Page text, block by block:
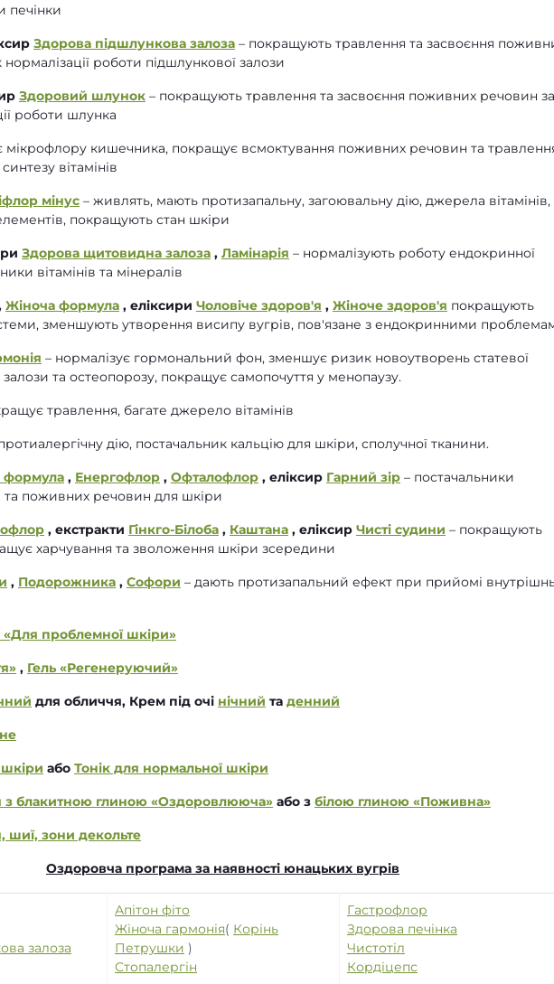
печінки
Здорова підшлункова залоза – покращують травлення та засвоєння
роботи підшлункової залози
Здоровий шлунок – покращують травлення та засвоєння поживних речовин за
роботи шлунка
мікрофлору кишечника, покращує всмоктування поживних речовин та
вітамінів
мінус – живлять, мають протизапальну, загоювальну дію, джерела вітамінів,
покращують стан шкіри
Здорова щитовидна залоза , Ламінарія – нормалізують роботу ендокринної
вітамінів та мінералів
Жіноча формула , еліксири Чоловіче здоров'я , Жіноче здоров'я покращують
зменшують утворення висипу вугрів, пов'язане з ендокринними
– нормалізує гормональний фон, зменшує ризик новоутворень статевої
та остеопорозу, покращує самопочуття у менопаузу.
травлення, багате джерело вітамінів
дію, постачальник кальцію для шкіри, сполучної тканини.
формула , Енергофлор , Офталофлор , еліксир Гарний зір – постачальники
та поживних речовин для шкіри
, екстракти Гінкго-Білоба , Каштана , еліксир Чисті судини – покращують
харчування та зволоження шкіри зсередини
, Подорожника , Софори – дають протизапальний ефект при прийомі
проблемної шкіри»
, Гель «Регенеруючий»
для обличчя, Крем під очі нічний та денний
шкіри або Тонік для нормальної шкіри
з блакитною глиною «Оздоровлююча» або з білою глиною «Поживна»
шиї, зони декольте
Оздоровча програма за наявності юнацьких вугрів
залоза
Апітон фіто
Жіноча гармонія( Корінь
Петрушки )
Стопалергін
Гастрофлор
Здорова печінка
Чистотіл
Кордіцепс